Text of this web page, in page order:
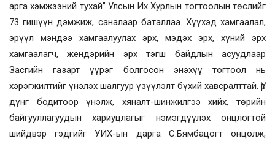
арга хэмжээний тухай” Улсын Их Хурлын тогтоолын төслийг
73 гишүүн дэмжиж, саналаар баталлаа. Хүүхэд хамгаалал,
эрүүл мэндээ хамгаалуулах эрх, мэдэх эрх, хүний эрх
хамгаалагч, жендэрийн эрх тэгш байдлын асуудлаар
Засгийн газарт үүрэг болгосон энэхүү тогтоол нь
хэрэгжилтийг үнэлэх шалгуур үзүүлэлт бүхий хавсралттай. Үр
дүнг бодитоор үнэлж, хяналт-шинжилгээ хийх, төрийн
байгууллагуудын хариуцлагыг нэмэгдүүлэх онцлогтой
шийдвэр гэдгийг УИХ-ын дарга С.Бямбацогт онцолж,